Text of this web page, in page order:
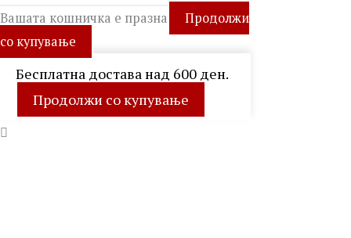
Вашата кошничка е празна
Продолжи
со купување
Бесплатна достава над 600 ден.
Продолжи со купување